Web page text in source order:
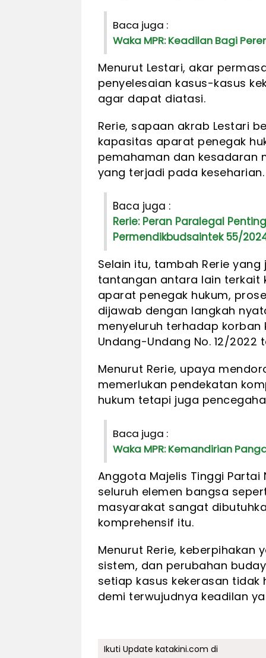
Baca juga :
Waka MPR: Keadilan Bagi
Menurut Lestari, akar
penyelesaian kasus-kasus
agar dapat diatasi.
Rerie, sapaan akrab Lestari
kapasitas aparat penegak
pemahaman dan kesadaran
yang terjadi pada keseharian.
Baca juga :
Rerie: Peran Paralegal
Permendikbudsaintek 55/
Selain itu, tambah Rerie yang
tantangan antara lain terkait
aparat penegak hukum,
dijawab dengan langkah
menyeluruh terhadap
Undang-Undang No. 12/2022
Menurut Rerie, upaya
memerlukan pendekatan
hukum tetapi juga
Baca juga :
Waka MPR: Kemandirian
Anggota Majelis Tinggi
seluruh elemen bangsa
masyarakat sangat
komprehensif itu.
Menurut Rerie,
sistem, dan perubahan
setiap kasus kekerasan
demi terwujudnya keadilan
Ikuti Update katakini.com di